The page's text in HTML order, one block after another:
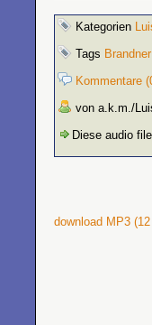
Kategorien
Tags Brandner
Kommentare
von a.k.m./
Diese audio
download MP3